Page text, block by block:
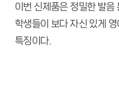
이번 신제품은 정밀한 발음
학생들이 보다 자신 있게
특징이다.